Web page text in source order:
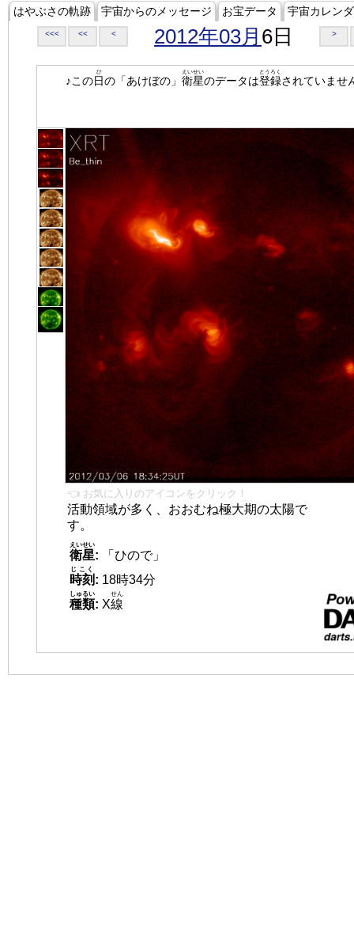
はやぶさの軌跡 宇宙からのメッセージ お宝データ 宇宙カレン
<<< << < 2012年03月 6日 >
♪この日
ひ
の「あけぼの」 衛星
えいせい
のデータは登録
とうろく
されていませ
👈 お気に入りのアイコンをクリック！
活動領域が多く、おおむね極大期の太陽で
す。
衛星
えいせい
:
「ひので」
時刻
じこく
: 18時34分
種類
しゅるい
: X線
せん